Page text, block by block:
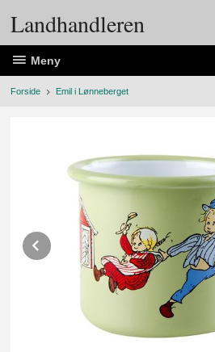
Landhandleren
Meny
Forside Emil i Lønneberget
Prev